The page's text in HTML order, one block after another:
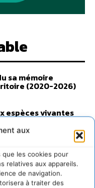
aux
les cookies pour
relatives aux appareils.
de navigation.
à traiter des
sa mémoire
(2020-2026)
espèces vivantes
de Zoepolis
au
dans nos